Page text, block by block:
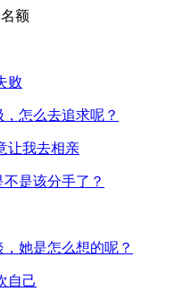
额
败
怎么去追求呢？
让我去相亲
是该分手了？
她是怎么想的呢？
自己